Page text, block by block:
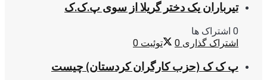
تیرباران یک دختر گریلا از سوی پ.ک.ک
0 اشتراک ها
اشتراک گذاری 0 توئیت 0
پ ک ک (حزب کارگران کردستان) چیست